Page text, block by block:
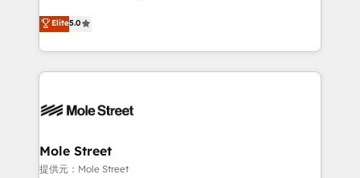
HubSpot Experts: Onboarding, migrations,
automation, and training built for adoption. ⚡ Highly
Technical Execution: ERP, EMR and Custom
Integrations; complex builds delivered in weeks, not
workflows; automation agents; process optimization
Healthcare: HIPAA implementations; secure data
workflows 💼 Financial Services: compliant
Elite5.0
Mole Street
提供元：Mole Street